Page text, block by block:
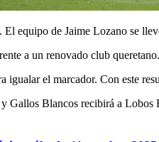
equipo de Jaime Lozano se
a un renovado club
el marcador. Con este
Gallos Blancos recibirá a